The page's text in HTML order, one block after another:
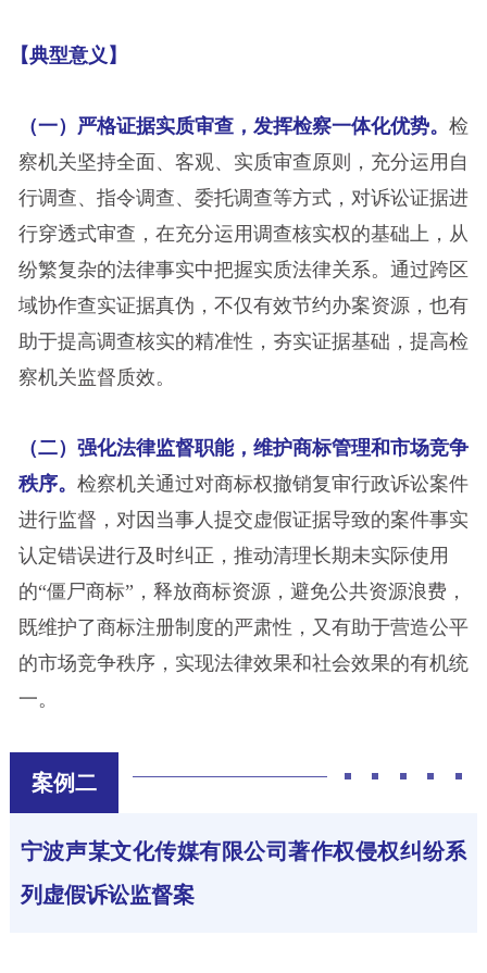
【典型意义】
（一）严格证据实质审查，发挥检察一体化优势。 检
察机关坚持全面、客观、实质审查原则，充分运用自
行调查、指令调查、委托调查等方式，对诉讼证据进
行穿透式审查，在充分运用调查核实权的基础上，从
纷繁复杂的法律事实中把握实质法律关系。通过跨区
域协作查实证据真伪，不仅有效节约办案资源，也有
助于提高调查核实的精准性，夯实证据基础，提高检
察机关监督质效。
（二）强化法律监督职能，维护商标管理和市场竞争
秩序。 检察机关通过对商标权撤销复审行政诉讼案件
进行监督，对因当事人提交虚假证据导致的案件事实
认定错误进行及时纠正，推动清理长期未实际使用
的“僵尸商标”，释放商标资源，避免公共资源浪费，
既维护了商标注册制度的严肃性，又有助于营造公平
的市场竞争秩序，实现法律效果和社会效果的有机统
一。
案例二
宁波声某文化传媒有限公司著作权侵权纠纷系
列虚假诉讼监督案